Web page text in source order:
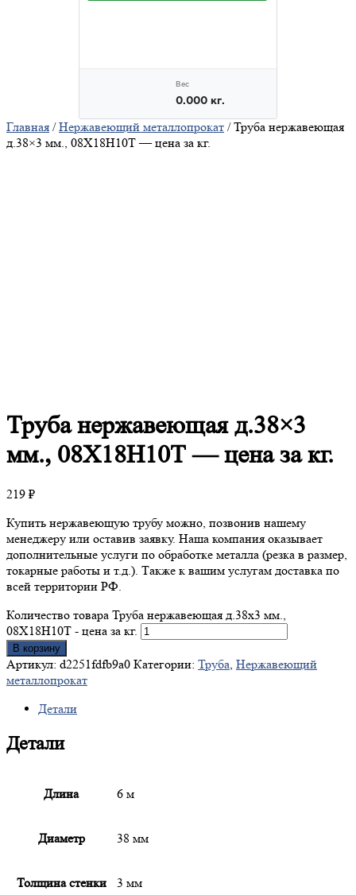
Главная /Нержавеющий металлопрокат / Труба нержавеющая
д.38×3 мм., 08Х18Н10Т — цена за кг.
Трубанержавеющая д.38×3
мм., 08Х18Н10Т — цена за кг.
219 ₽
Купить нержавеющую трубу можно, позвонив нашему
менеджеру или оставив заявку. Наша компания оказывает
дополнительные услуги по обработке металла (резка в размер,
токарные работы и т.д.). Также к вашим услугам доставка по
всей территории РФ.
Количество товара Труба нержавеющая д.38x3 мм.,
08Х18Н10Т - цена за кг.
В корзину
Артикул: d2251fdfb9a0 Категории: Труба, Нержавеющий
металлопрокат
Детали
Детали
Длина 6 м
Диаметр 38 мм
Толщина стенки 3 мм